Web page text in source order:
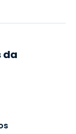
da